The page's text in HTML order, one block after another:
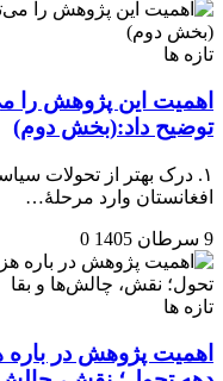
تازه ها
اهمیت این پژوهش را
توضیح داد:(بخش دوم)
افغانستان وارد مرحلهٔ…
9 سرطان 1405 0
تازه ها
اهمیت پژوهش در باره